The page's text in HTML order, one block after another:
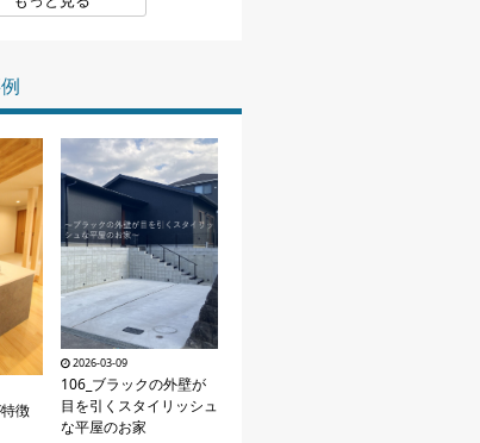
ペーン・コラボ情報
りの知識
合わせ
徴
2026-03-09
106_ブラックの外壁が
目を引くスタイリッシュ
な平屋のお家